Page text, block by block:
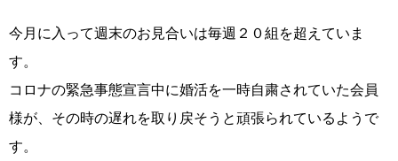
今月に入って週末のお見合いは毎週２０組を超えていま
す。
コロナの緊急事態宣言中に婚活を一時自粛されていた会員
様が、その時の遅れを取り戻そうと頑張られているようで
す。